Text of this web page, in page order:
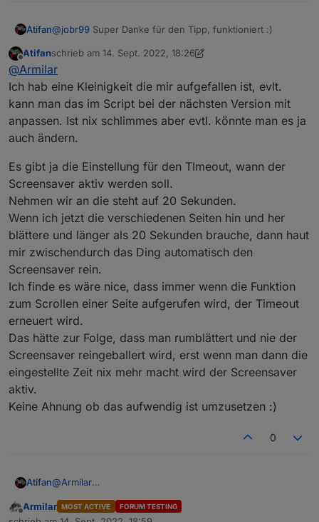
Atifan@jobr99 Super Danke für den Tipp, funktioniert :)
Offline
Atifanschrieb am 14. Sept. 2022, 18:26
zuletzt editiert von Atifan
@Armilar
Ich hab eine Kleinigkeit die mir aufgefallen ist, evlt.
kann man das im Script bei der nächsten Version mit
anpassen. Ist nix schlimmes aber evtl. könnte man es ja
auch ändern.
Es gibt ja die Einstellung für den TImeout, wann der
Screensaver aktiv werden soll.
Nehmen wir an die steht auf 20 Sekunden.
Wenn ich jetzt die verschiedenen Seiten hin und her
blättere und länger als 20 Sekunden brauche, dann haut
mir zwischendurch das Ding automatisch den
Screensaver rein.
Ich finde es wäre nice, dass immer wenn die Funktion
zum Scrollen einer Seite aufgerufen wird, der Timeout
erneuert wird.
Das hätte zur Folge, dass man rumblättert und nie der
Screensaver reingeballert wird, erst wenn man dann die
eingestellte Zeit nix mehr macht wird der Screensaver
aktiv.
Keine Ahnung ob das aufwendig ist umzusetzen :)
0
Atifan@Armilar
man das im Script bei der nächsten Version mit
Es gibt ja die Einstellung für den TImeout, wann der
Offline
Armilar MOST ACTIVE FORUM TESTING